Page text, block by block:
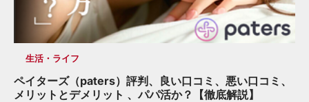
生活・ライフ
ペイターズ（paters）評判、良い口コミ、悪い口コミ、
メリットとデメリット 、パパ活か？【徹底解説】